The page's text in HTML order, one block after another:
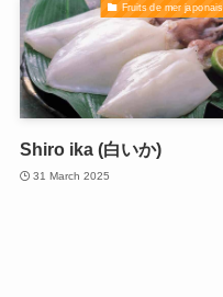
Fruits de mer japonais
Shiro ika (白いか)
31 March 2025